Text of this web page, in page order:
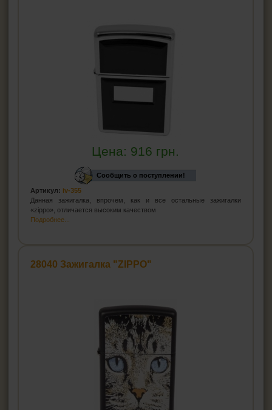
Цена: 916 грн.
Сообщить о поступлении!
Артикул: iv-355
Данная зажигалка, впрочем, как и все остальные зажигалки
«zippo», отличается высоким качеством
Подробнее...
28040 Зажигалка "ZIPPO"